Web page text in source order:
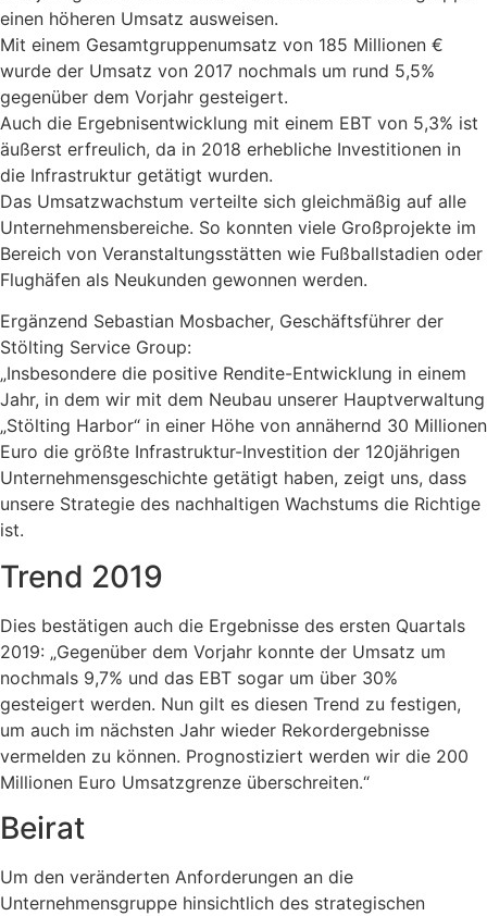
einen höheren Umsatz ausweisen.
Mit einem Gesamtgruppenumsatz von 185 Millionen €
wurde der Umsatz von 2017 nochmals um rund 5,5%
gegenüber dem Vorjahr gesteigert.
Auch die Ergebnisentwicklung mit einem EBT von 5,3% ist
äußerst erfreulich, da in 2018 erhebliche Investitionen in
die Infrastruktur getätigt wurden.
Das Umsatzwachstum verteilte sich gleichmäßig auf alle
Unternehmensbereiche. So konnten viele Großprojekte im
Bereich von Veranstaltungsstätten wie Fußballstadien oder
Flughäfen als Neukunden gewonnen werden.
Ergänzend Sebastian Mosbacher, Geschäftsführer der
Stölting Service Group:
„Insbesondere die positive Rendite-Entwicklung in einem
Jahr, in dem wir mit dem Neubau unserer Hauptverwaltung
„Stölting Harbor“ in einer Höhe von annähernd 30 Millionen
Euro die größte Infrastruktur-Investition der 120jährigen
Unternehmensgeschichte getätigt haben, zeigt uns, dass
unsere Strategie des nachhaltigen Wachstums die Richtige
ist.
Trend 2019
Dies bestätigen auch die Ergebnisse des ersten Quartals
2019: „Gegenüber dem Vorjahr konnte der Umsatz um
nochmals 9,7% und das EBT sogar um über 30%
gesteigert werden. Nun gilt es diesen Trend zu festigen,
um auch im nächsten Jahr wieder Rekordergebnisse
vermelden zu können. Prognostiziert werden wir die 200
Millionen Euro Umsatzgrenze überschreiten.“
Beirat
Um den veränderten Anforderungen an die
Unternehmensgruppe hinsichtlich des strategischen